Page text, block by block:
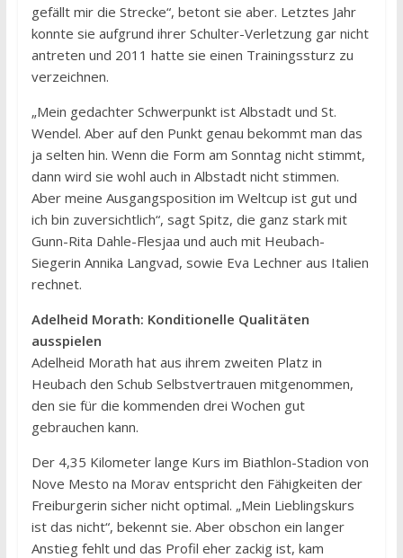
gefällt mir die Strecke“, betont sie aber. Letztes Jahr
konnte sie aufgrund ihrer Schulter-Verletzung gar nicht
antreten und 2011 hatte sie einen Trainingssturz zu
verzeichnen.
„Mein gedachter Schwerpunkt ist Albstadt und St.
Wendel. Aber auf den Punkt genau bekommt man das
ja selten hin. Wenn die Form am Sonntag nicht stimmt,
dann wird sie wohl auch in Albstadt nicht stimmen.
Aber meine Ausgangsposition im Weltcup ist gut und
ich bin zuversichtlich“, sagt Spitz, die ganz stark mit
Gunn-Rita Dahle-Flesjaa und auch mit Heubach-
Siegerin Annika Langvad, sowie Eva Lechner aus Italien
rechnet.
Adelheid Morath: Konditionelle Qualitäten
ausspielen
Adelheid Morath hat aus ihrem zweiten Platz in
Heubach den Schub Selbstvertrauen mitgenommen,
den sie für die kommenden drei Wochen gut
gebrauchen kann.
Der 4,35 Kilometer lange Kurs im Biathlon-Stadion von
Nove Mesto na Morav entspricht den Fähigkeiten der
Freiburgerin sicher nicht optimal. „Mein Lieblingskurs
ist das nicht“, bekennt sie. Aber obschon ein langer
Anstieg fehlt und das Profil eher zackig ist, kam